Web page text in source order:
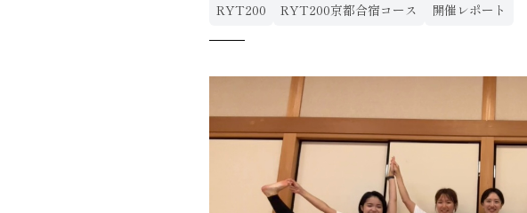
RYT200 RYT200京都合宿コース 開催レポート